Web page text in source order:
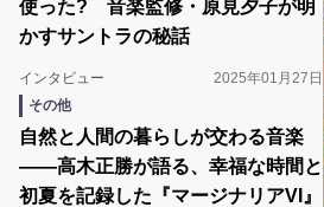
使った? 音楽監修・原見夕子が明
かすサントラの秘話
インタビュー
2025年01月27日
その他
自然と人間の暮らしが交わる音楽
――高木正勝が語る、幸福な時間と
初夏を記録した『マージナリアVI』